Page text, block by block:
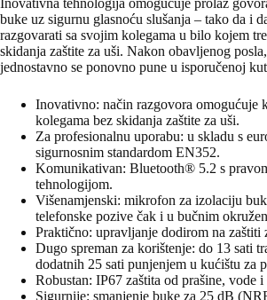
buke uz sigurnu glasnoću slušanja – tako da i
razgovarati sa svojim kolegama u bilo kojem
skidanja zaštite za uši. Nakon obavljenog
jednostavno se ponovno pune u isporučenoj
Inovativno: način razgovora omogućuje
kolegama bez skidanja zaštite za uši.
Za profesionalnu uporabu: u skladu s
sigurnosnim standardom EN352.
Komunikativan: Bluetooth® 5.2 s
tehnologijom.
Višenamjenski: mikrofon za izolaciju
telefonske pozive čak i u bučnim
Praktično: upravljanje dodirom na zaštiti
Dugo spreman za korištenje: do 13 sati
dodatnih 25 sati punjenjem u kućištu za
Robustan: IP67 zaštita od prašine, vode i
Sigurnije: smanjenje buke za 25 dB